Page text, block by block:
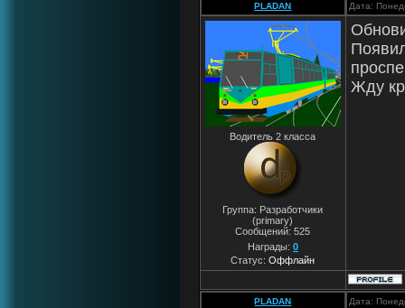
PLADAN Дата:
Водитель 2 класса
Группа: Разработчики
(primary)
Сообщений:525
Награды: 0
Статус:Оффлайн
Жду
PLADAN Дата: